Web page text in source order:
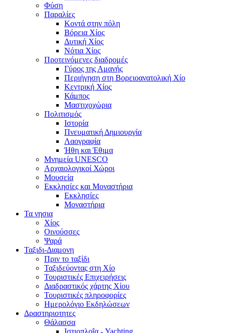
Φύση
Παραλίες
Κοντά στην πόλη
Βόρεια Χίος
Δυτική Χίος
Νότια Χίος
Προτεινόμενες διαδρομές
Γύρος της Αμανής
Περιήγηση στη Βορειοανατολική Χίο
Κεντρική Χίος
Κάμπος
Μαστιχοχώρια
Πολιτισμός
Ιστορία
Πνευματική Δημιουργία
Λαογραφία
Ήθη και Έθιμα
Μνημεία UNESCO
Αρχαιολογικοί Χώροι
Μουσεία
Εκκλησίες και Μοναστήρια
Εκκλησίες
Μοναστήρια
Τα νησια
Χίος
Οινούσσες
Ψαρά
Ταξιδι-Διαμονη
Πριν το ταξίδι
Ταξιδεύοντας στη Χίο
Τουριστικές Επιχειρήσεις
Διαδραστικός χάρτης Χίου
Τουριστικές πληροφορίες
Ημερολόγιο Εκδηλώσεων
Δραστηριοτητες
Θάλασσα
Ιστιοπλοΐα - Yachting